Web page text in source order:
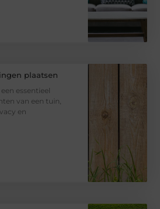
plaatsen
essentieel
van een tuin,
en